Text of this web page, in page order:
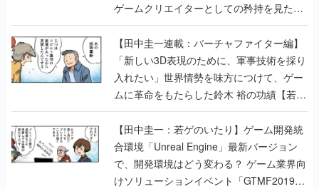
ゲームクリエイターとしての矜持を見た
【若ゲのいたり最終回】
【田中圭一連載：バーチャファイター編】
「新しい3D表現のために、軍事技術を採り
入れたい」世界情勢を味方につけて、ゲー
ムに革命をもたらした鈴木 裕の功績【若ゲ
のいたり】
【田中圭一：若ゲのいたり】ゲーム開発統
合環境「Unreal Engine」最新バージョン
で、開発環境はどう変わる？ ゲーム業界向
けソリューションイベント「GTMF2019」